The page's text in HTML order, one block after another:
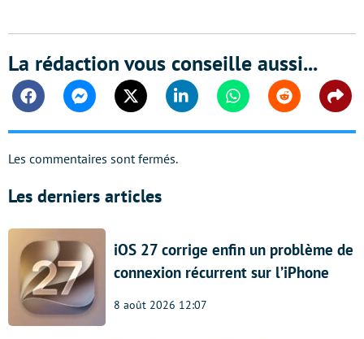
La rédaction vous conseille aussi...
FacebookMessengerTwitter Linkedin WhatsappReddit
Les commentaires sont fermés.
Les derniers articles
iOS 27 corrige enfin un problème de
connexion récurrent sur l’iPhone
8 août 2026 12:07